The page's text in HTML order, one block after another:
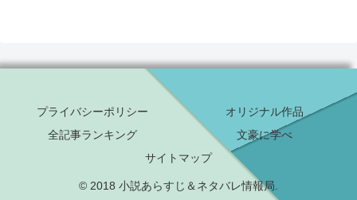
プライバシーポリシー
オリジナル作品
全記事ランキング
文豪に学べ
サイトマップ
© 2018 小説あらすじ＆ネタバレ情報局.